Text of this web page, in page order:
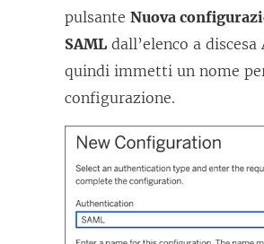
u
n
a
u
v
f
pulsante Nuova
SAML dall’elenco a
quindi immetti un nome
configurazione.